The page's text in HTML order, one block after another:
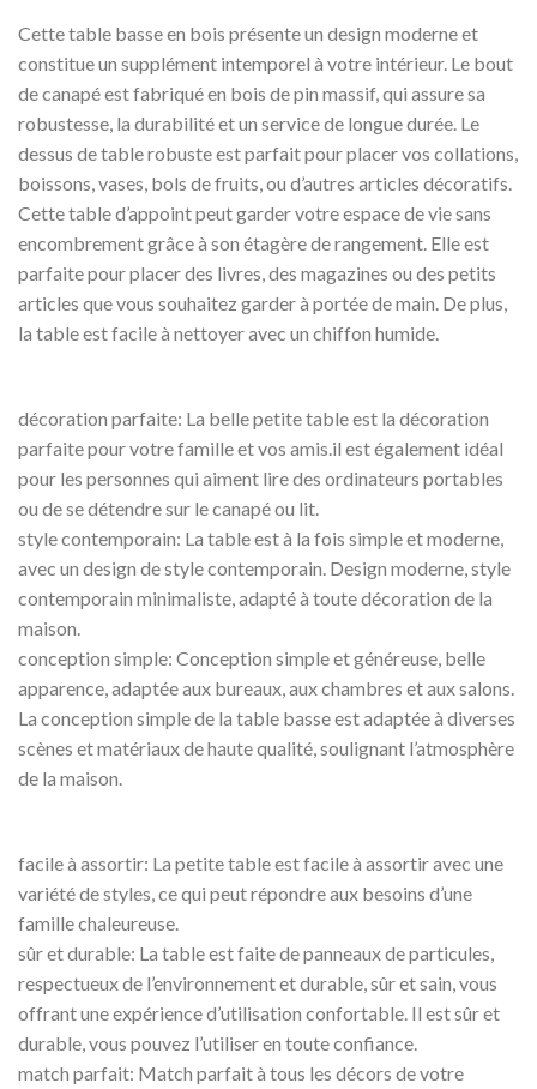
Cette table basse en bois présente un design moderne et
constitue un supplément intemporel à votre intérieur. Le bout
de canapé est fabriqué en bois de pin massif, qui assure sa
robustesse, la durabilité et un service de longue durée. Le
dessus de table robuste est parfait pour placer vos collations,
boissons, vases, bols de fruits, ou d’autres articles décoratifs.
Cette table d’appoint peut garder votre espace de vie sans
encombrement grâce à son étagère de rangement. Elle est
parfaite pour placer des livres, des magazines ou des petits
articles que vous souhaitez garder à portée de main. De plus,
la table est facile à nettoyer avec un chiffon humide.
décoration parfaite: La belle petite table est la décoration
parfaite pour votre famille et vos amis.il est également idéal
pour les personnes qui aiment lire des ordinateurs portables
ou de se détendre sur le canapé ou lit.
style contemporain: La table est à la fois simple et moderne,
avec un design de style contemporain. Design moderne, style
contemporain minimaliste, adapté à toute décoration de la
maison.
conception simple: Conception simple et généreuse, belle
apparence, adaptée aux bureaux, aux chambres et aux salons.
La conception simple de la table basse est adaptée à diverses
scènes et matériaux de haute qualité, soulignant l’atmosphère
de la maison.
facile à assortir: La petite table est facile à assortir avec une
variété de styles, ce qui peut répondre aux besoins d’une
famille chaleureuse.
sûr et durable: La table est faite de panneaux de particules,
respectueux de l’environnement et durable, sûr et sain, vous
offrant une expérience d’utilisation confortable. Il est sûr et
durable, vous pouvez l’utiliser en toute confiance.
match parfait: Match parfait à tous les décors de votre